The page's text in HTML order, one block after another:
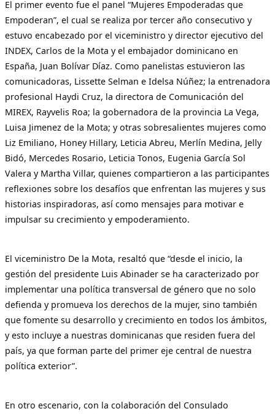
El primer evento fue el panel “Mujeres Empoderadas que
Empoderan”, el cual se realiza por tercer año consecutivo y
estuvo encabezado por el viceministro y director ejecutivo del
INDEX, Carlos de la Mota y el embajador dominicano en
España, Juan Bolívar Díaz. Como panelistas estuvieron las
comunicadoras, Lissette Selman e Idelsa Núñez; la entrenadora
profesional Haydi Cruz, la directora de Comunicación del
MIREX, Rayvelis Roa; la gobernadora de la provincia La Vega,
Luisa Jimenez de la Mota; y otras sobresalientes mujeres como
Liz Emiliano, Honey Hillary, Leticia Abreu, Merlín Medina, Jelly
Bidó, Mercedes Rosario, Leticia Tonos, Eugenia García Sol
Valera y Martha Villar, quienes compartieron a las participantes
reflexiones sobre los desafíos que enfrentan las mujeres y sus
historias inspiradoras, así como mensajes para motivar e
impulsar su crecimiento y empoderamiento.
El viceministro De la Mota, resaltó que “desde el inicio, la
gestión del presidente Luis Abinader se ha caracterizado por
implementar una política transversal de género que no solo
defienda y promueva los derechos de la mujer, sino también
que fomente su desarrollo y crecimiento en todos los ámbitos,
y esto incluye a nuestras dominicanas que residen fuera del
país, ya que forman parte del primer eje central de nuestra
política exterior”.
En otro escenario, con la colaboración del Consulado